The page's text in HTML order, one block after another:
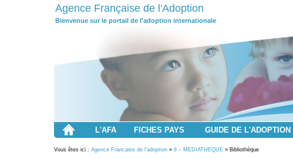
Agence Française de l'Adoption
Bienvenue sur le portail de l'adoption internationale
L'AFA FICHES PAYS GUIDE DE L'ADOPTION
Vous êtes ici : Agence Francaise de l'adoption » 6 – MEDIATHEQUE » Bibliothèque